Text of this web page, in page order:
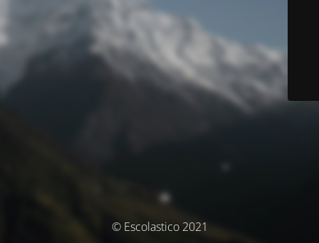
© Escolastico 2021